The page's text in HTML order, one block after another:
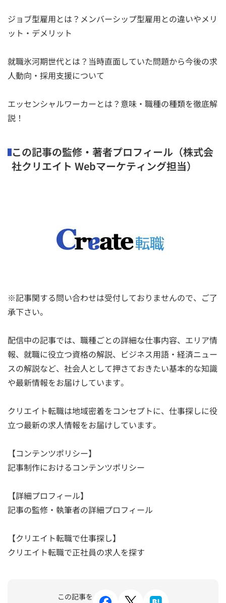
ジョブ型雇用とは？メンバーシップ型雇用との違いやメリ
ット・デメリット
就職氷河期世代とは？当時直面していた問題から今後の求
人動向・採用支援について
エッセンシャルワーカーとは？意味・職種の種類を徹底解
説！
この記事の監修・著者プロフィール（株式会
社クリエイト Webマーケティング担当）
※記事関する問い合わせは受付しておりませんので、ご了
承下さい。
配信中の記事では、職種ごとの詳細な仕事内容、エリア情
報、就職に役立つ資格の解説、ビジネス用語・経済ニュー
スの解説など、社会人として押さておきたい基本的な知識
や最新情報をお届けしています。
クリエイト転職は地域密着をコンセプトに、仕事探しに役
立つ最新の求人情報をお届けしています。
【コンテンツポリシー】
記事制作におけるコンテンツポリシー
【詳細プロフィール】
記事の監修・執筆者の詳細プロフィール
【クリエイト転職で仕事探し】
クリエイト転職で正社員の求人を探す
この記事を